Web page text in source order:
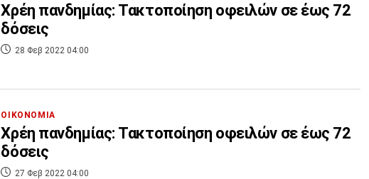
Χρέη πανδημίας: Τακτοποίηση οφειλών σε έως 72
δόσεις
28 Φεβ 2022 04:00
ΟΙΚΟΝΟΜΙΑ
Χρέη πανδημίας: Τακτοποίηση οφειλών σε έως 72
δόσεις
27 Φεβ 2022 04:00